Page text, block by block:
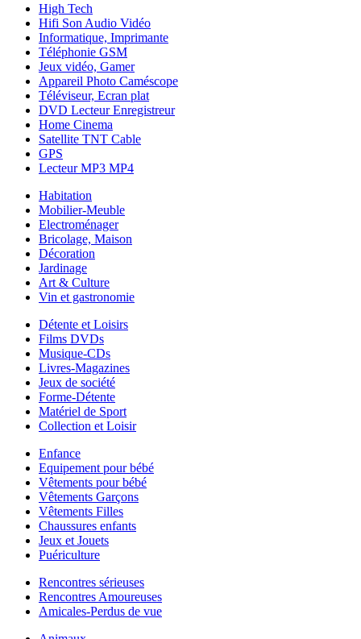
High Tech
Hifi Son Audio Vidéo
Informatique, Imprimante
Téléphonie GSM
Jeux vidéo, Gamer
Appareil Photo Caméscope
Téléviseur, Ecran plat
DVD Lecteur Enregistreur
Home Cinema
Satellite TNT Cable
GPS
Lecteur MP3 MP4
Habitation
Mobilier-Meuble
Electroménager
Bricolage, Maison
Décoration
Jardinage
Art & Culture
Vin et gastronomie
Détente et Loisirs
Films DVDs
Musique-CDs
Livres-Magazines
Jeux de société
Forme-Détente
Matériel de Sport
Collection et Loisir
Enfance
Equipement pour bébé
Vêtements pour bébé
Vêtements Garçons
Vêtements Filles
Chaussures enfants
Jeux et Jouets
Puériculture
Rencontres sérieuses
Rencontres Amoureuses
Amicales-Perdus de vue